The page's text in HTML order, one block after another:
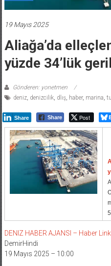
19 Mayıs 2025
Aliağa’da
yüzde 34’lük
Gönderen: yonetmen
deniz, denizcilik, dlış, haber, marina,
Share Share Post
DENIZ HABER AJANSI – Haber
DemirHindi
19 Mayıs 2025 – 10:00